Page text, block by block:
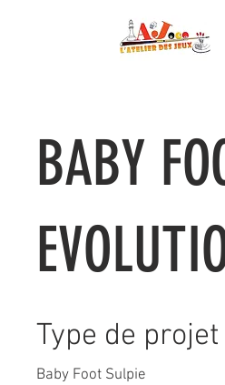
BABY
Type de projet
Baby Foot Sulpie